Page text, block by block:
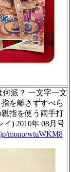
派？ 一文字一文
を離さずすべら
指を使う両手打
イ) 2010年 08月号
mono/wtuWKM8